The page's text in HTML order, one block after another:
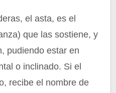
el asta, es el
que las sostiene, y
pudiendo estar en
o inclinado. Si el
recibe el nombre de